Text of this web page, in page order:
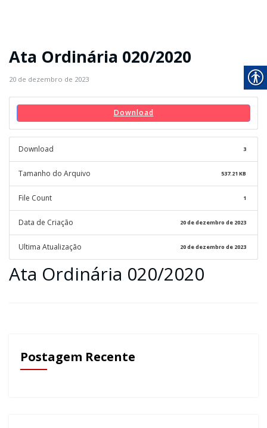
Ata Ordinária 020/2020
20 de dezembro de 2023
Download
Download 3
Tamanho do Arquivo 537.21 KB
File Count 1
Data de Criação 20 de dezembro de 2023
Ultima Atualização 20 de dezembro de 2023
Ata Ordinária 020/2020
Postagem Recente